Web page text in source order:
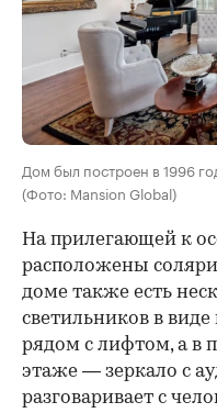
Дом был построен в 1996
(Фото: Mansion Global)
На прилегающей к
расположены
доме также есть
светильников в
рядом с лифтом, а в
этаже — зеркало с
разговаривает с